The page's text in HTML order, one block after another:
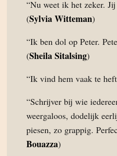
“Nu weet ik het zeker.
(Sylvia Witteman)
“Ik ben dol op Peter.
(Sheila Sitalsing)
“Ik vind hem vaak te
“Schrijver bij wie
weergaloos, dodelijk
piesen, zo grappig.
Bouazza)